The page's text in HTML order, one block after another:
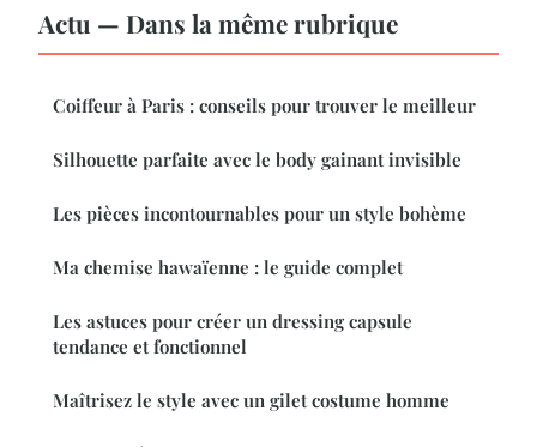
Actu — Dans la même rubrique
Coiffeur à Paris : conseils pour trouver le meilleur
Silhouette parfaite avec le body gainant invisible
Les pièces incontournables pour un style bohème
Ma chemise hawaïenne : le guide complet
Les astuces pour créer un dressing capsule
tendance et fonctionnel
Maîtrisez le style avec un gilet costume homme